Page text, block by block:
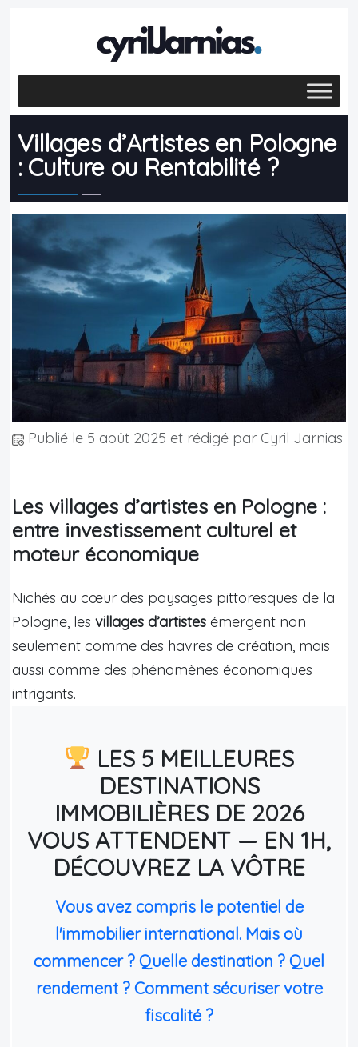
Villages d’Artistes en Pologne
: Culture ou Rentabilité ?
Publié le 5 août 2025 et rédigé par Cyril Jarnias
Les villages d’artistes en Pologne :
entre investissement culturel et
moteur économique
Nichés au cœur des paysages pittoresques de la
Pologne, les villages d’artistes émergent non
seulement comme des havres de création, mais
aussi comme des phénomènes économiques
intrigants.
LES 5 MEILLEURES
DESTINATIONS
IMMOBILIÈRES DE 2026
VOUS ATTENDENT — EN 1H,
DÉCOUVREZ LA VÔTRE
Vous avez compris le potentiel de
l'immobilier international. Mais où
commencer ? Quelle destination ? Quel
rendement ? Comment sécuriser votre
fiscalité ?